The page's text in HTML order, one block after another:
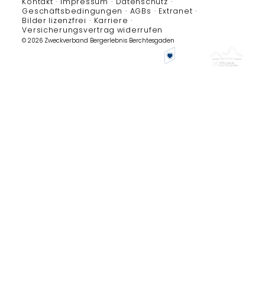
Geschäftsbedingungen
AGBs
Extranet
Bilder lizenzfrei
Karriere
Versicherungsvertrag widerrufen
© 2026 Zweckverband Bergerlebnis Berchtesgaden